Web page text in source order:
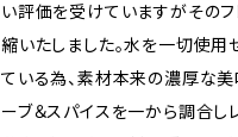
い評価を受けていますがその
縮いたしました。水を一切使
ている為、素材本来の濃厚な美
ーブ＆スパイスを一から調合し